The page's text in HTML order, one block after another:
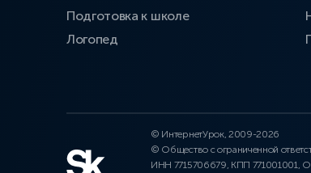
Подготовка к школе
Логопед
© ИнтернетУрок, 2009-2026
© Общество с ограниченной
ИНН 7715706679, КПП 771001001,